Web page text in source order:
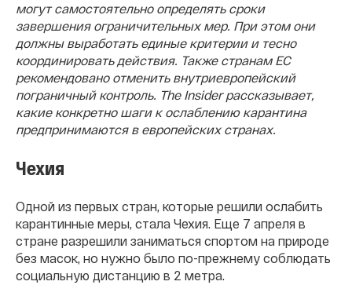
могут самостоятельно определять сроки
завершения ограничительных мер. При этом они
должны выработать единые критерии и тесно
координировать действия. Также странам ЕС
рекомендовано отменить внутриевропейский
пограничный контроль. The Insider рассказывает,
какие конкретно шаги к ослаблению карантина
предпринимаются в европейских странах.
Чехия
Одной из первых стран, которые решили ослабить
карантинные меры, стала Чехия. Еще 7 апреля в
стране разрешили заниматься спортом на природе
без масок, но нужно было по-прежнему соблюдать
социальную дистанцию в 2 метра.